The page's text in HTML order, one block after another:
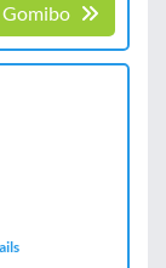
Gomibo